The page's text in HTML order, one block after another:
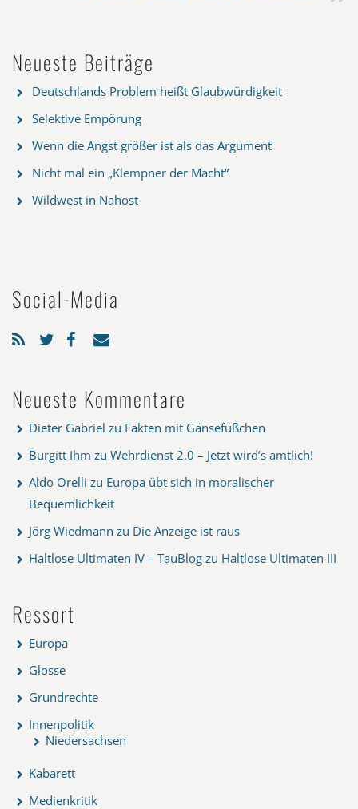
Neueste Beiträge
Deutschlands Problem heißt Glaubwürdigkeit
Selektive Empörung
Wenn die Angst größer ist als das Argument
Nicht mal ein „Klempner der Macht“
Wildwest in Nahost
Social-Media
Neueste Kommentare
Dieter Gabriel zu Fakten mit Gänsefüßchen
Burgitt Ihm zu Wehrdienst 2.0 – Jetzt wird’s amtlich!
Aldo Orelli zu Europa übt sich in moralischer
Bequemlichkeit
Jörg Wiedmann zu Die Anzeige ist raus
Haltlose Ultimaten IV – TauBlog zu Haltlose Ultimaten III
Ressort
Europa
Glosse
Grundrechte
Innenpolitik
Niedersachsen
Kabarett
Medienkritik